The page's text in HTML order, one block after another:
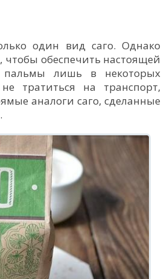
один вид саго. Однако
чтобы обеспечить настоящей
пальмы лишь в некоторых
тратиться на транспорт,
аналоги саго, сделанные